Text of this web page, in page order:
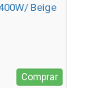
Beige
Comprar